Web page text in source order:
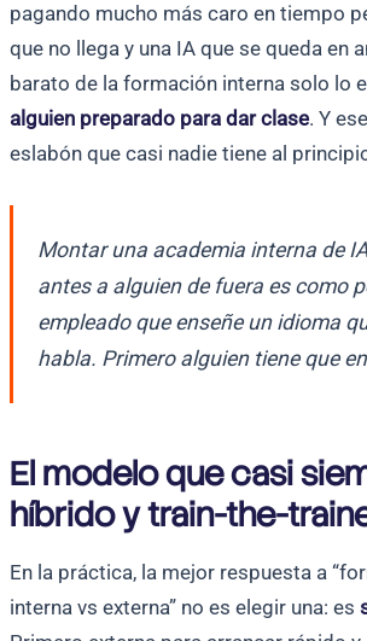
pagando mucho más caro en tiempo
que no llega y una IA que se queda en
barato de la formación interna solo lo
alguien preparado para dar clase. Y
eslabón que casi nadie tiene al
Montar una academia interna de
antes a alguien de fuera es como
empleado que enseñe un idioma
habla. Primero alguien tiene que
El modelo que casi
híbrido y train-the-
En la práctica, la mejor respuesta a
interna vs externa” no es elegir una: es